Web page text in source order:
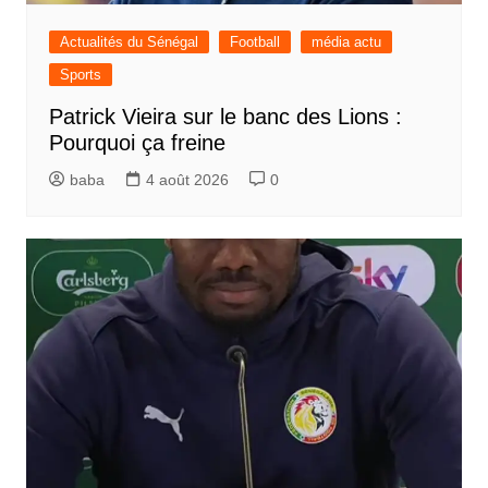
Actualités du Sénégal Football
média actu
Sports
Patrick Vieira sur le banc des Lions :
Pourquoi ça freine
baba 4 août 2026 0